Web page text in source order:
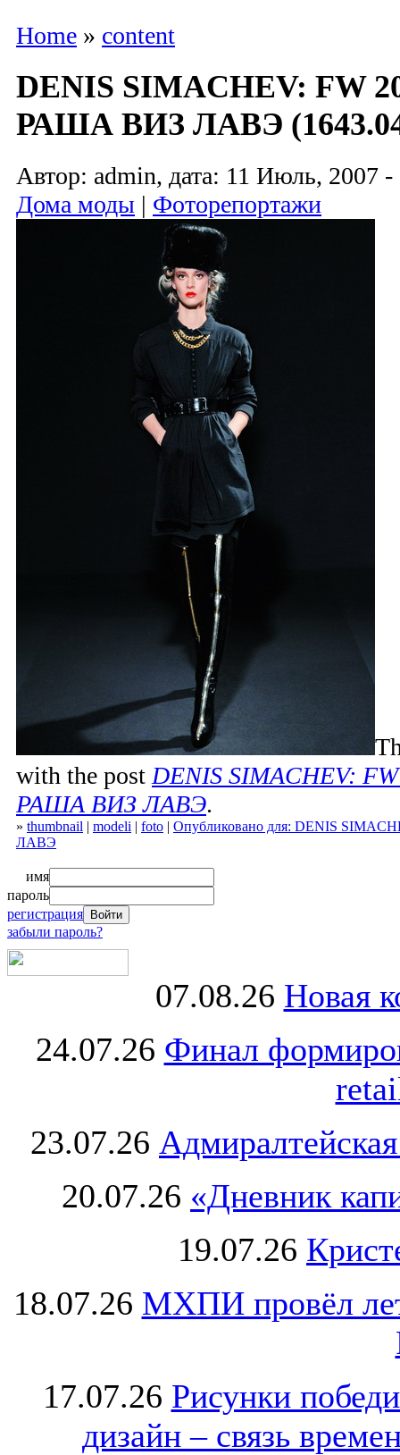
Home » content
DENIS SIMACHEV: FW
РАША ВИЗ ЛАВЭ
Автор: admin, дата: 11 Июль, 2007 -
Дома моды | Фоторепортажи
with the postDENIS SIMACHEV:
РАША ВИЗ ЛАВЭ.
» thumbnail | modeli | foto | Опубликовано для: DENIS
ЛАВЭ
имя
пароль
регистрация
забыли пароль?
07.08.26 Новая
24.07.26 Финал
23.07.26
20.07.26 «Дневник
19.07.26
18.07.26 МХПИ провёл
17.07.26 Рисунки
дизайн – связь